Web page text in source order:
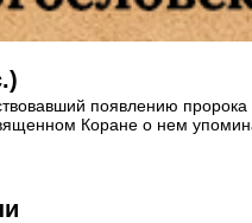
появлению
Коране о нем